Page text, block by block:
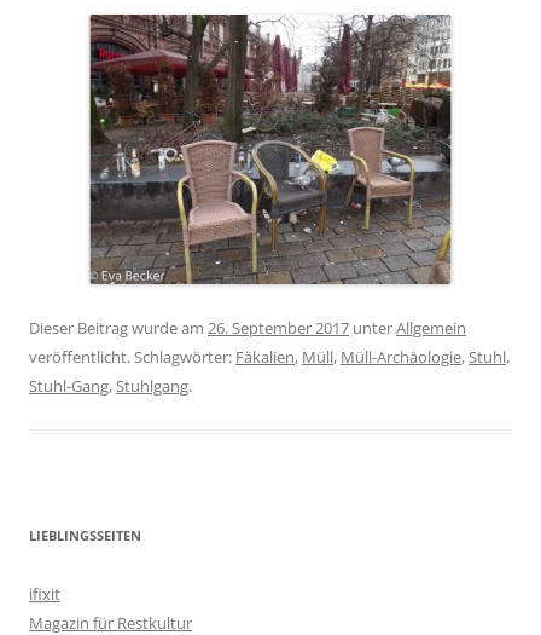
Dieser Beitrag wurde am 26. September 2017 unterAllgemein
veröffentlicht. Schlagwörter: Fäkalien, Müll, Müll-Archäologie,Stuhl,
Stuhl-Gang,Stuhlgang.
LIEBLINGSSEITEN
ifixit
Magazin für Restkultur